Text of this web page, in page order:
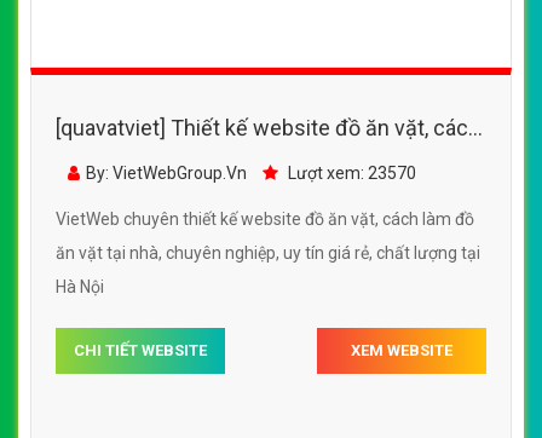
[quavatviet] Thiết kế website đồ ăn vặt, cách
làm đồ ăn vặt tại nhà
By: VietWebGroup.Vn Lượt xem: 23570
VietWeb chuyên thiết kế website đồ ăn vặt, cách làm đồ
ăn vặt tại nhà, chuyên nghiệp, uy tín giá rẻ, chất lượng tại
Hà Nội
CHI TIẾT WEBSITE XEM WEBSITE